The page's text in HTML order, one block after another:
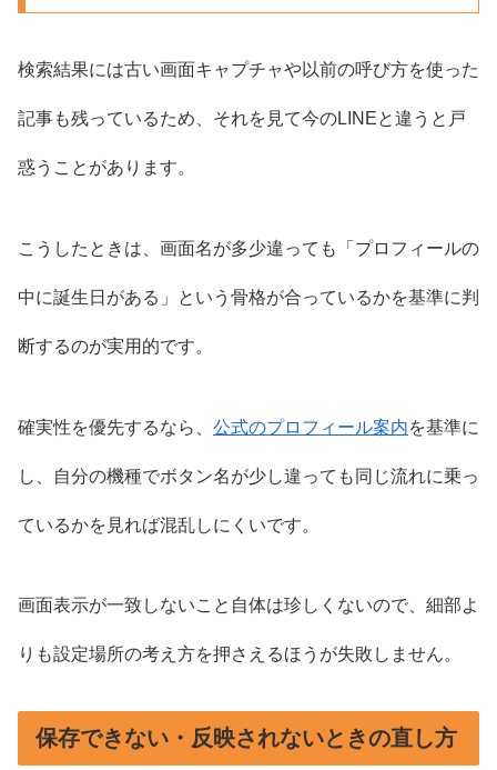
検索結果には古い画面キャプチャや以前の呼び方を使った
記事も残っているため、それを見て今のLINEと違うと戸
惑うことがあります。
こうしたときは、画面名が多少違っても「プロフィールの
中に誕生日がある」という骨格が合っているかを基準に判
断するのが実用的です。
確実性を優先するなら、 公式のプロフィール案内を基準に
し、自分の機種でボタン名が少し違っても同じ流れに乗っ
ているかを見れば混乱しにくいです。
画面表示が一致しないこと自体は珍しくないので、細部よ
りも設定場所の考え方を押さえるほうが失敗しません。
保存できない・反映されないときの直し方